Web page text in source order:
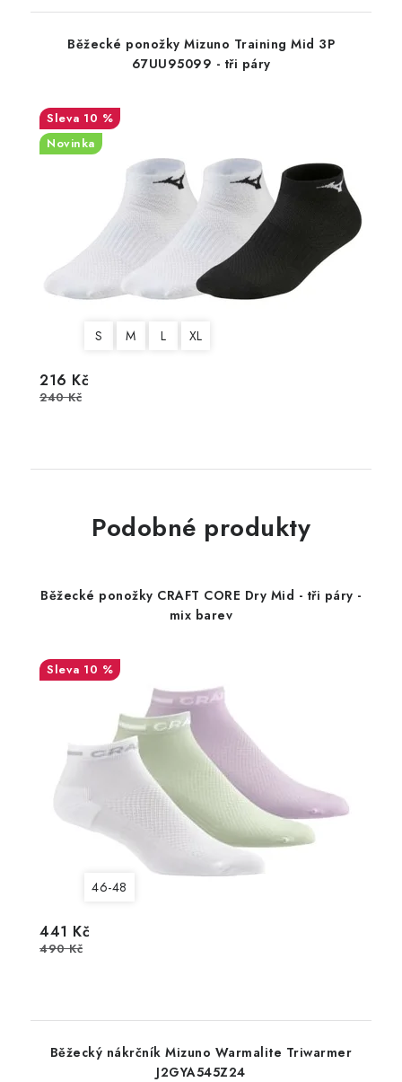
Běžecké ponožky Mizuno Training Mid 3P
67UU95099 - tři páry
10 %
Novinka
S M L XL
216 Kč
240 Kč
Podobné produkty
Běžecké ponožky CRAFT CORE Dry Mid - tři páry -
mix barev
10 %
46-48
441 Kč
490 Kč
Běžecký nákrčník Mizuno Warmalite Triwarmer
J2GYA545Z24